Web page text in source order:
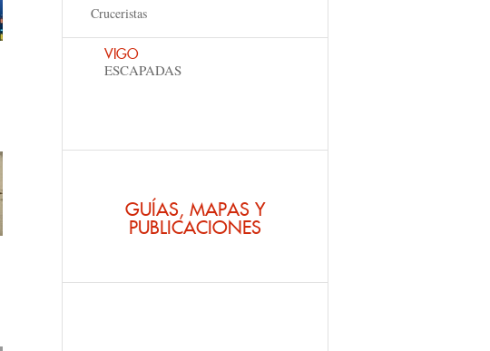
Cruceristas
VIGO
ESCAPADAS
GUÍAS, MAPAS Y
PUBLICACIONES